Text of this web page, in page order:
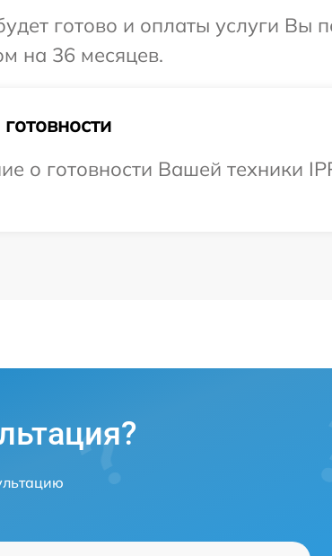
готово и оплаты услуги
на 36 месяцев.
о готовности Вашей техники